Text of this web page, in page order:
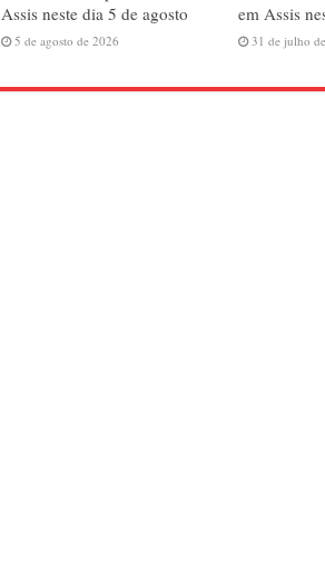
Assis neste dia 5 de agosto
5 de agosto de 2026
em Assis
31 de julho